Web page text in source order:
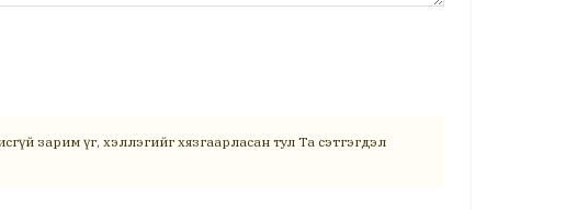
зарим үг, хэллэгийг хязгаарласан тул Та сэтгэгдэл